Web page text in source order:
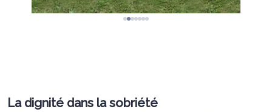
La dignité dans la sobriété